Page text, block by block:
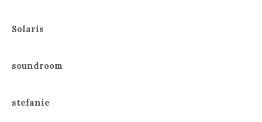
Solaris
soundroom
stefanie